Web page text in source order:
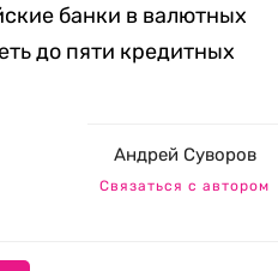
банки в валютных
до пяти кредитных
Андрей Суворов
Связаться с автором